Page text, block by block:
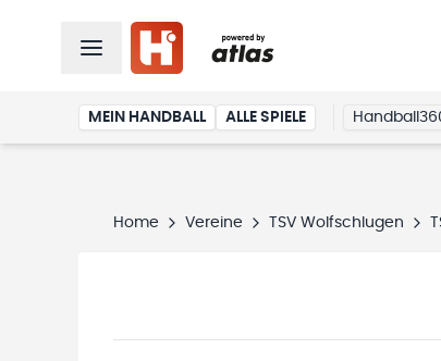
MEIN HANDBALL ALLE SPIELE
Home Vereine TSV Wolfschlugen